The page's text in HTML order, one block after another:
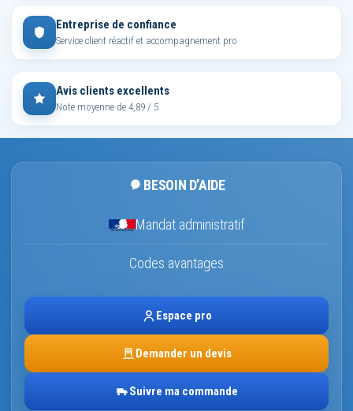
Entreprise de confiance
Service client réactif et accompagnement pro
Avis clients excellents
Note moyenne de 4,89 / 5
BESOIN D’AIDE
Mandat administratif
Codes avantages
Espace pro
Demander un devis
Suivre ma commande